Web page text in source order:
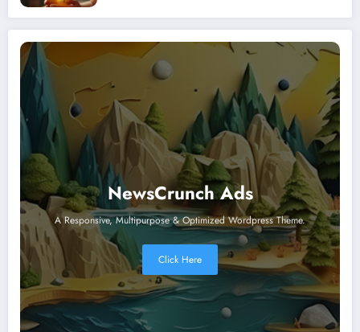
NewsCrunch Ads
A Responsive, Multipurpose & Optimized Wordpress Theme.
Click Here